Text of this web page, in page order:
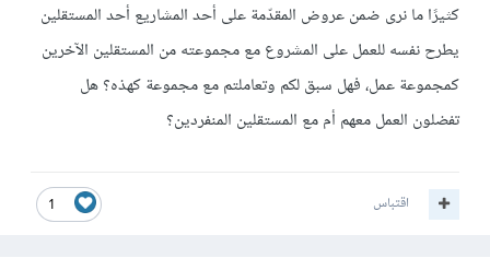
كثيرًا ما نرى ضمن عروض المقدّمة على أحد المشاريع أحد المستقلين
يطرح نفسه للعمل على المشروع مع مجموعته من المستقلين الآخرين
كمجموعة عمل، فهل سبق لكم وتعاملتم مع مجموعة كهذه؟ هل
تفضلون العمل معهم أم مع المستقلين المنفردين؟
1 اقتباس